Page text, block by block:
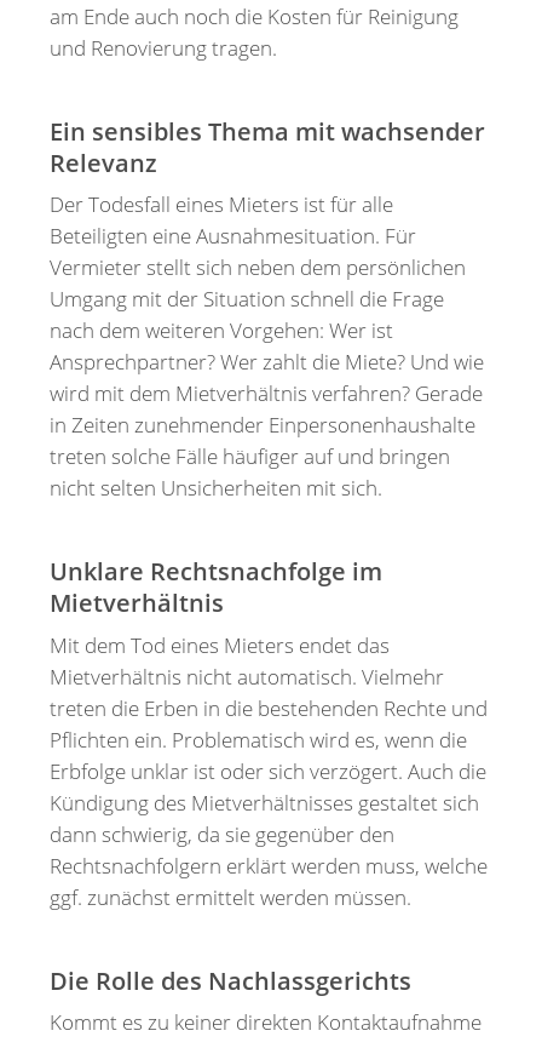
am Ende auch noch die Kosten für Reinigung
und Renovierung tragen.
Ein sensibles Thema mit wachsender
Relevanz
Der Todesfall eines Mieters ist für alle
Beteiligten eine Ausnahmesituation. Für
Vermieter stellt sich neben dem persönlichen
Umgang mit der Situation schnell die Frage
nach dem weiteren Vorgehen: Wer ist
Ansprechpartner? Wer zahlt die Miete? Und wie
wird mit dem Mietverhältnis verfahren? Gerade
in Zeiten zunehmender Einpersonenhaushalte
treten solche Fälle häufiger auf und bringen
nicht selten Unsicherheiten mit sich.
Unklare Rechtsnachfolge im
Mietverhältnis
Mit dem Tod eines Mieters endet das
Mietverhältnis nicht automatisch. Vielmehr
treten die Erben in die bestehenden Rechte und
Pflichten ein. Problematisch wird es, wenn die
Erbfolge unklar ist oder sich verzögert. Auch die
Kündigung des Mietverhältnisses gestaltet sich
dann schwierig, da sie gegenüber den
Rechtsnachfolgern erklärt werden muss, welche
ggf. zunächst ermittelt werden müssen.
Die Rolle des Nachlassgerichts
Kommt es zu keiner direkten Kontaktaufnahme